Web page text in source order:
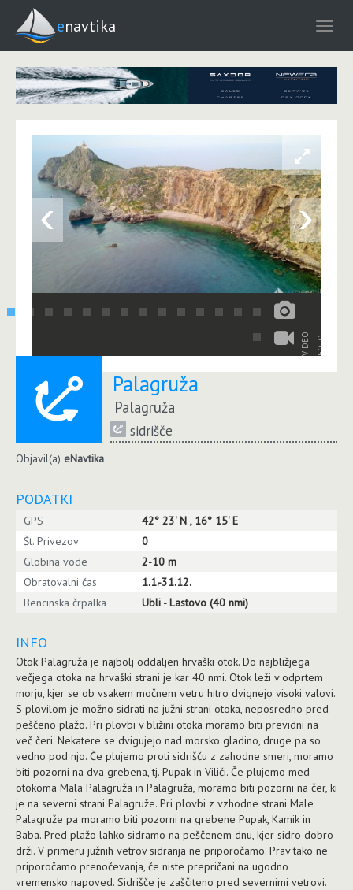
enavtika
‹ ›
VIDEO FOTO
Palagruža
Palagruža
sidrišče
Objavil(a) eNavtika
PODATKI
GPS
42° 23' N , 16° 15' E
Št. Privezov
0
Globina vode
2-10 m
Obratovalni čas
1.1.-31.12.
Bencinska črpalka
Ubli - Lastovo (40 nmi)
INFO
Otok Palagruža je najbolj oddaljen hrvaški otok. Do najbližjega
večjega otoka na hrvaški strani je kar 40 nmi. Otok leži v odprtem
morju, kjer se ob vsakem močnem vetru hitro dvignejo visoki valovi.
S plovilom je možno sidrati na južni strani otoka, neposredno pred
peščeno plažo. Pri plovbi v bližini otoka moramo biti previdni na
več čeri. Nekatere se dvigujejo nad morsko gladino, druge pa so
vedno pod njo. Če plujemo proti sidrišču z zahodne smeri, moramo
biti pozorni na dva grebena, tj. Pupak in Viliči. Če plujemo med
otokoma Mala Palagruža in Palagruža, moramo biti pozorni na čer, ki
je na severni strani Palagruže. Pri plovbi z vzhodne strani Male
Palagruže pa moramo biti pozorni na grebene Pupak, Kamik in
Baba. Pred plažo lahko sidramo na peščenem dnu, kjer sidro dobro
drži. V primeru južnih vetrov sidranja ne priporočamo. Prav tako ne
priporočamo prenočevanja, če niste prepričani na ugodno
vremensko napoved. Sidrišče je zaščiteno pred severnimi vetrovi.